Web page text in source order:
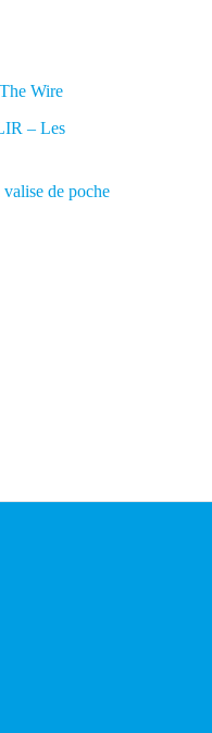
Wire
– Les
de poche